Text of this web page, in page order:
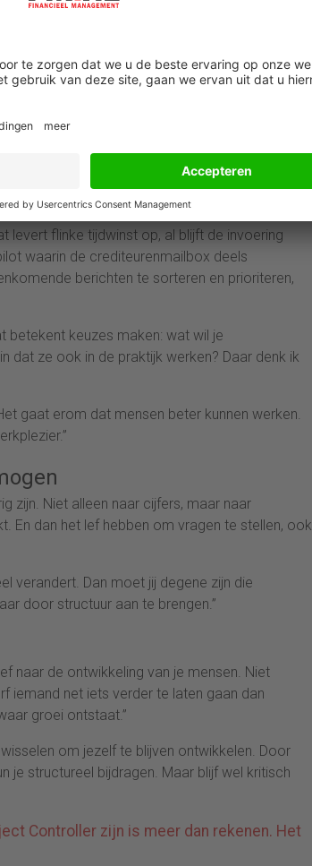
veel van de casuïstiek van anderen. Iedereen
organisatie. Dat helpt echt bij het plaatsen
waar je voor staat. En je kunt dat ook
je steviger.”
te verliezen
van processen als in het
levert flinke tijdwinst op, al blijft de invoering
waarin de crediteurenmailbox deels
berichten te sorteren en prioriteren,
betekent keuzes maken: wat wil je
dat ze ook in de praktijk werken? Daar denk ik
gaat erom dat mensen beter kunnen werken.
zijn. Niet alleen naar cijfers, maar naar
En dan het lef hebben om vragen te stellen, ook
verandert. Dan moet jij degene zijn die
door structuur aan te brengen.”
naar de ontwikkeling van je mensen. Niet
iemand net iets verder te laten gaan dan
groei ontstaat.”
om jezelf te blijven ontwikkelen. Door
je structureel bijdragen. Maar blijf wel kritisch
Controller zijn is meer dan rekenen. Het